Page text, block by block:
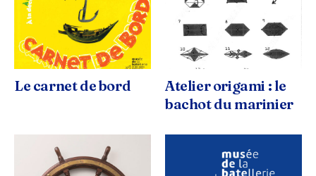
Le carnet de bord
Atelier origami : le
bachot du marinier